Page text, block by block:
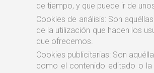
de tiempo, y que puede ir de
Cookies de análisis: Son
de la utilización que hacen los
que ofrecemos.
Cookies publicitarias: Son
como el contenido editado o